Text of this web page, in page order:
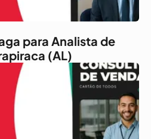
para Analista de
(AL)